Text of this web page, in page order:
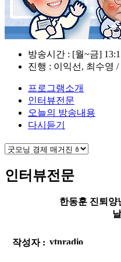
방송시간 : [월~금]
진행 : 이익선, 최수영
프로그램소개
인터뷰전문
오늘의 방송내용
다시듣기
인터뷰전문
한동훈 진퇴양
작성자 :